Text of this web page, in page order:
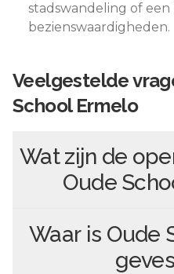
stadswandeling of
bezienswaardigheden.
Veelgestelde
School Ermelo
Wat zijn de
Oude
Waar is Oude